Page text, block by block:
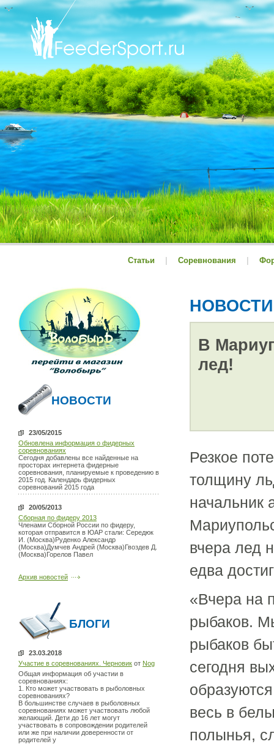
Статьи Соревнования
НОВОСТИ
23/05/2015
Обновлена информация о фидерных
соревнованиях
Сегодня добавлены все найденные на
просторах интернета фидерные
соревнования, планируемые к проведению в
2015 год. Календарь фидерных
соревнований 2015 года
20/05/2013
Сборная по фидеру 2013
Членами Сборной России по фидеру,
которая отправится в ЮАР стали: Середюк
И. (Москва)Руденко Александр
(Москва)Думчев Андрей (Москва)Гвоздев Д.
(Москва)Горелов Павел
Архив новостей
БЛОГИ
23.03.2018
Участие в соревнованиях. Черновик от Nog
Общая информация об участии в
соревнованиях:
1. Кто может участвовать в рыболовных
соревнованиях?
В большинстве случаев в рыболовных
соревнованиях может участвовать любой
желающий. Дети до 16 лет могут
участвовать в сопровождении родителей
или же при наличии доверенности от
родителей у
НОВОСТИ
В
лед!
Резкое
толщину
начальник
вчера лед
едва
«Вчера на
рыбаков.
рыбаков
сегодня
весь в
полынья,